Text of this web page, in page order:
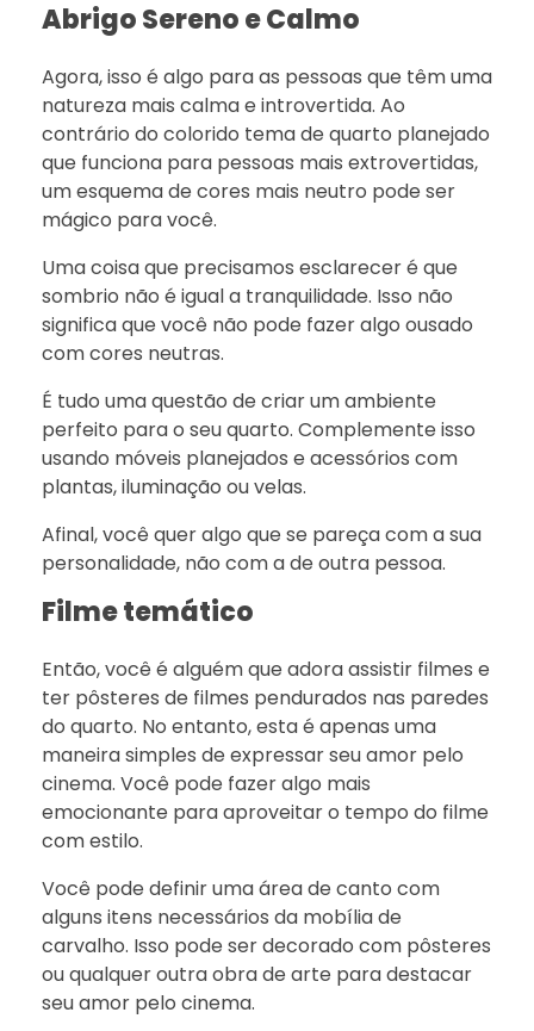
Abrigo Sereno e Calmo
Agora, isso é algo para as pessoas que têm uma
natureza mais calma e introvertida. Ao
contrário do colorido tema de quarto planejado
que funciona para pessoas mais extrovertidas,
um esquema de cores mais neutro pode ser
mágico para você.
Uma coisa que precisamos esclarecer é que
sombrio não é igual a tranquilidade. Isso não
significa que você não pode fazer algo ousado
com cores neutras.
É tudo uma questão de criar um ambiente
perfeito para o seu quarto. Complemente isso
usando móveis planejados e acessórios com
plantas, iluminação ou velas.
Afinal, você quer algo que se pareça com a sua
personalidade, não com a de outra pessoa.
Filme temático
Então, você é alguém que adora assistir filmes e
ter pôsteres de filmes pendurados nas paredes
do quarto. No entanto, esta é apenas uma
maneira simples de expressar seu amor pelo
cinema. Você pode fazer algo mais
emocionante para aproveitar o tempo do filme
com estilo.
Você pode definir uma área de canto com
alguns itens necessários da mobília de
carvalho. Isso pode ser decorado com pôsteres
ou qualquer outra obra de arte para destacar
seu amor pelo cinema.